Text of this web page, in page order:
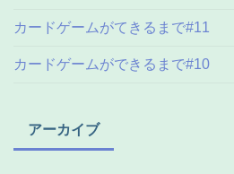
カードゲームがてきるまで#11
カードゲームができるまで#10
アーカイブ